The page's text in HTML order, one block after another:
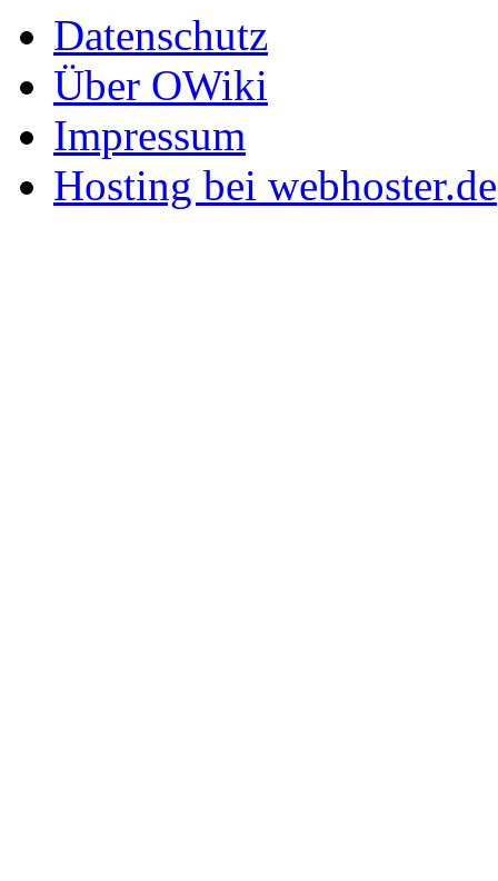
Datenschutz
Über OWiki
Impressum
Hosting bei webhoster.de